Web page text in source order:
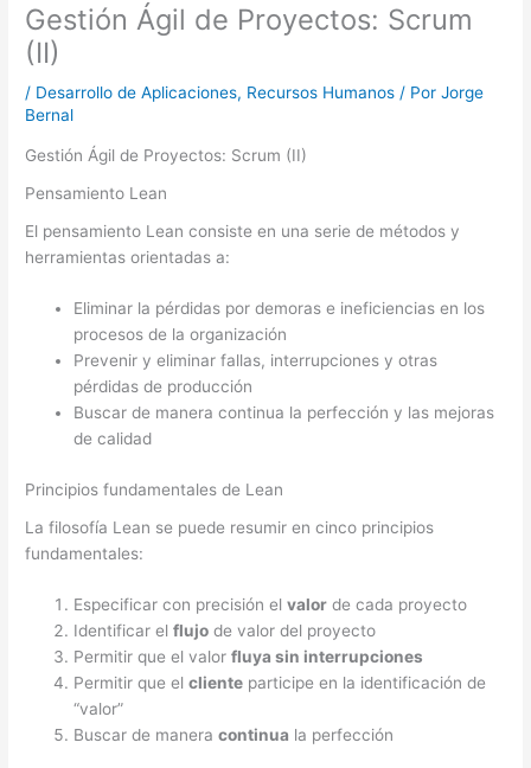
Gestión Ágil de Proyectos: Scrum
(II)
/ Desarrollo de Aplicaciones, Recursos Humanos / PorJorge
Bernal
Gestión Ágil de Proyectos: Scrum (II)
Pensamiento Lean
El pensamiento Lean consiste en una serie de métodos y
herramientas orientadas a:
Eliminar la pérdidas por demoras e ineficiencias en los
procesos de la organización
Prevenir y eliminar fallas, interrupciones y otras
pérdidas de producción
Buscar de manera continua la perfección y las mejoras
de calidad
Principios fundamentales de Lean
La filosofía Lean se puede resumir en cinco principios
fundamentales:
Especificar con precisión elvalor de cada proyecto
Identificar elflujo de valor del proyecto
Permitir que el valorfluya sin interrupciones
Permitir que elcliente participe en la identificación de
“valor”
Buscar de maneracontinua la perfección